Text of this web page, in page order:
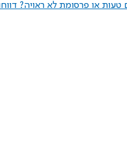
או פרסומת לא ראויה?